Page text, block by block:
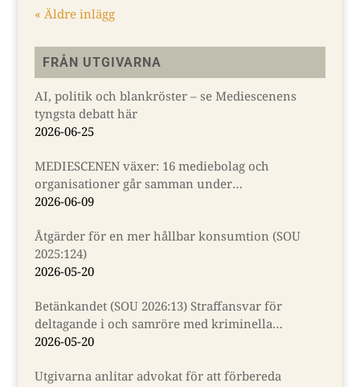
« Äldre inlägg
FRÅN UTGIVARNA
AI, politik och blankröster – se Mediescenens
tyngsta debatt här
2026-06-25
MEDIESCENEN växer: 16 mediebolag och
organisationer går samman under
Almedalsveckan
2026-06-09
Åtgärder för en mer hållbar konsumtion (SOU
2025:124)
2026-05-20
Betänkandet (SOU 2026:13) Straffansvar för
deltagande i och samröre med kriminella
sammanslutningar
2026-05-20
Utgivarna anlitar advokat för att förbereda